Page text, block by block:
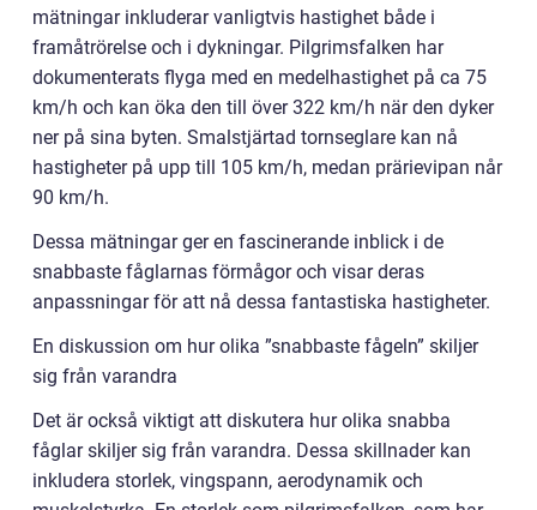
mätningar inkluderar vanligtvis hastighet både i
framåtrörelse och i dykningar. Pilgrimsfalken har
dokumenterats flyga med en medelhastighet på ca 75
km/h och kan öka den till över 322 km/h när den dyker
ner på sina byten. Smalstjärtad tornseglare kan nå
hastigheter på upp till 105 km/h, medan prärievipan når
90 km/h.
Dessa mätningar ger en fascinerande inblick i de
snabbaste fåglarnas förmågor och visar deras
anpassningar för att nå dessa fantastiska hastigheter.
En diskussion om hur olika ”snabbaste fågeln” skiljer
sig från varandra
Det är också viktigt att diskutera hur olika snabba
fåglar skiljer sig från varandra. Dessa skillnader kan
inkludera storlek, vingspann, aerodynamik och